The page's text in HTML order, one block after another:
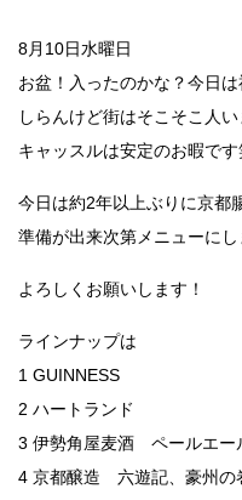
8月10日水曜日
お盆！入ったのかな？今日
しらんけど街はそこそこ人
キャッスルは安定のお暇で
今日は約2年以上ぶりに京都
準備が出来次第メニューに
よろしくお願いします！
ラインナップは
1 GUINNESS
2 ハートランド
3 伊勢角屋麦酒 ペールエー
4 京都醸造 六遊記、豪州の